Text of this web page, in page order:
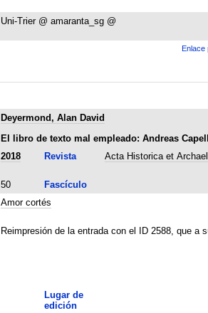
Uni-Trier @ amaranta_sg @
Enlace
Deyermond, Alan David
El libro de texto mal empleado: Andreas
2018 Revista Acta Historica et
50
Fascículo
Amor cortés
Reimpresión de la entrada con el ID 2588, que a
Lugar de
edición